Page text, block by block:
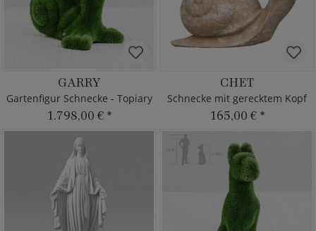
GARRY
Gartenfigur Schnecke - Topiary
1.798,00 € *
CHET
Schnecke mit gerecktem Kopf
165,00 € *